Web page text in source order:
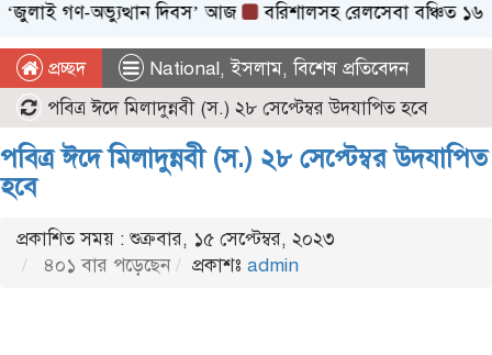
গণ-অভ্যুত্থান দিবস’ আজ
বরিশালসহ রেলসেবা বঞ্চিত ১৬ জেলা,
প্রচ্ছদ National,ইসলাম,বিশেষ প্রতিবেদন
পবিত্র ঈদে মিলাদুন্নবী (স.) ২৮ সেপ্টেম্বর উদযাপিত হবে
পবিত্র ঈদে মিলাদুন্নবী (স.) ২৮ সেপ্টেম্বর উদযাপিত
হবে
প্রকাশিত সময় : শুক্রবার, ১৫ সেপ্টেম্বর, ২০২৩
৪০১ বার পড়েছেন
প্রকাশঃ admin